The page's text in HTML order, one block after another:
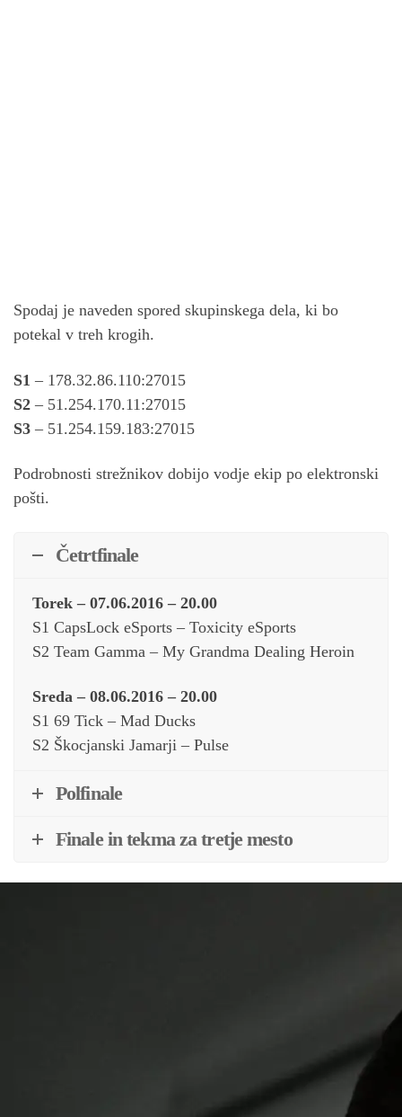
Spodaj je naveden spored skupinskega dela, ki bo
potekal v treh krogih.
S1 – 178.32.86.110:27015
S2 – 51.254.170.11:27015
S3 – 51.254.159.183:27015
Podrobnosti strežnikov dobijo vodje ekip po elektronski
pošti.
Četrtfinale
Torek – 07.06.2016 – 20.00
S1 CapsLock eSports – Toxicity eSports
S2 Team Gamma – My Grandma Dealing Heroin
Sreda – 08.06.2016 – 20.00
S1 69 Tick – Mad Ducks
S2 Škocjanski Jamarji – Pulse
Polfinale
Finale in tekma za tretje mesto